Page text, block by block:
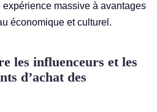
massive à avantages
économique et culturel.
les influenceurs et les
d’achat des